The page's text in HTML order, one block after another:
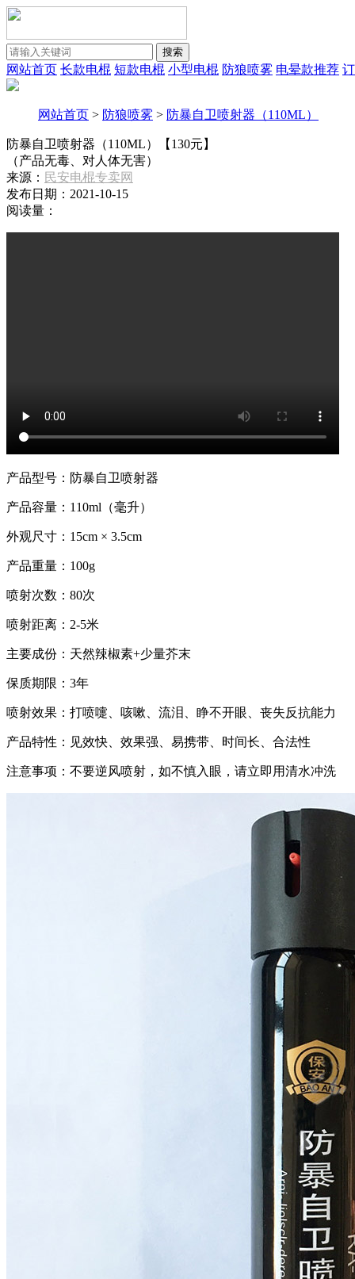
搜索
网站首页 长款电棍 短款电棍 小型电棍 防狼喷雾 电晕款推荐
网站首页 > 防狼喷雾 > 防暴自卫喷射器（110ML）
防暴自卫喷射器（110ML）【130元】
（产品无毒、对人体无害）
来源： 民安电棍专卖网
发布日期：2021-10-15
阅读量：
产品型号：防暴自卫喷射器
产品容量：110ml（毫升）
外观尺寸：15cm × 3.5cm
产品重量：100g
喷射次数：80次
喷射距离：2-5米
主要成份：天然辣椒素+少量芥末
保质期限：3年
喷射效果：打喷嚏、咳嗽、流泪、睁不开眼、丧失反抗能力
产品特性：见效快、效果强、易携带、时间长、合法性
注意事项：不要逆风喷射，如不慎入眼，请立即用清水冲洗